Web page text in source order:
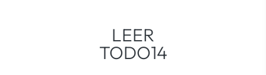
LEER
TODO14